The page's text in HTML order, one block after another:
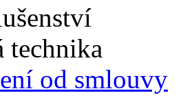
technika
od smlouvy